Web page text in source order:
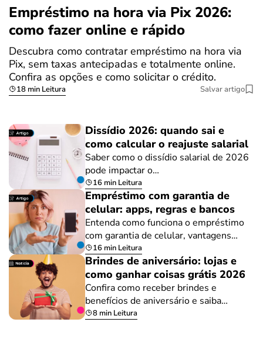
Empréstimo na hora via Pix 2026:
como fazer online e rápido
Descubra como contratar empréstimo na hora via
Pix, sem taxas antecipadas e totalmente online.
Confira as opções e como solicitar o crédito.
18 min Leitura Salvar artigo
Dissídio 2026: quando sai e
como calcular o reajuste salarial
Saber como o dissídio salarial de 2026
pode impactar o…
16 min Leitura
Empréstimo com garantia de
celular: apps, regras e bancos
Entenda como funciona o empréstimo
com garantia de celular, vantagens…
16 min Leitura
Brindes de aniversário: lojas e
como ganhar coisas grátis 2026
Confira como receber brindes e
benefícios de aniversário e saiba…
8 min Leitura